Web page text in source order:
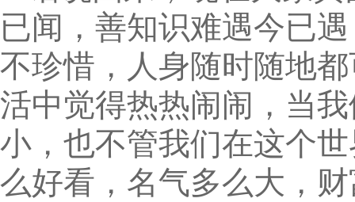
已闻，善知识难遇今已
不珍惜，人身随时随地
活中觉得热热闹闹，当
小，也不管我们在这个
么好看，名气多么大，